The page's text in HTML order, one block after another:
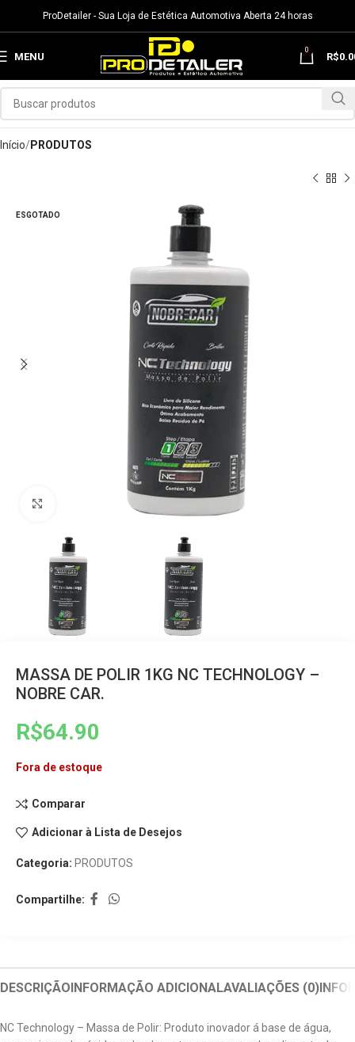
ProDetailer - Sua Loja de Estética Automotiva Aberta 24 horas
MENU
0
R$
Início PRODUTOS
ESGOTADO
Clique para ampliar
MASSA DE POLIR 1KG NC TECHNOLOGY –
NOBRE CAR.
R$64.90
Fora de estoque
Comparar
Adicionar à Lista de Desejos
Categoria: PRODUTOS
Compartilhe:
DESCRIÇÃOINFORMAÇÃO ADICIONALAVALIAÇÕES (0)
NC Technology – Massa de Polir: Produto inovador á base de água,